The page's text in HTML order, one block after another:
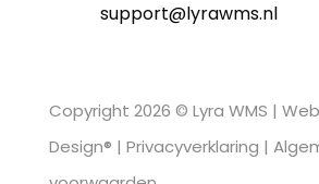
support@lyrawms.nl
Copyright 2026 © Lyra WMS |
Design® | Privacyverklaring |